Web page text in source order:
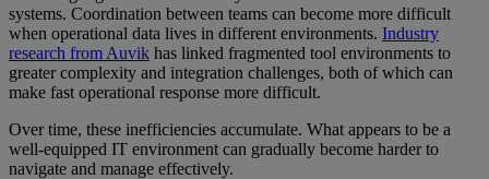
systems. Coordination between teams can become more difficult
when operational data lives in different environments. Industry
research from Auvik has linked fragmented tool environments to
greater complexity and integration challenges, both of which can
make fast operational response more difficult.
Over time, these inefficiencies accumulate. What appears to be a
well-equipped IT environment can gradually become harder to
navigate and manage effectively.